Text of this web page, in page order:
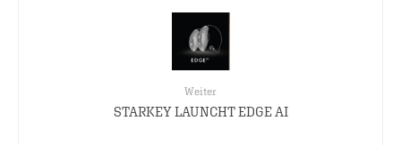
Weiter
STARKEY LAUNCHT EDGE AI